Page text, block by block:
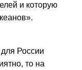
и которую
России
то на